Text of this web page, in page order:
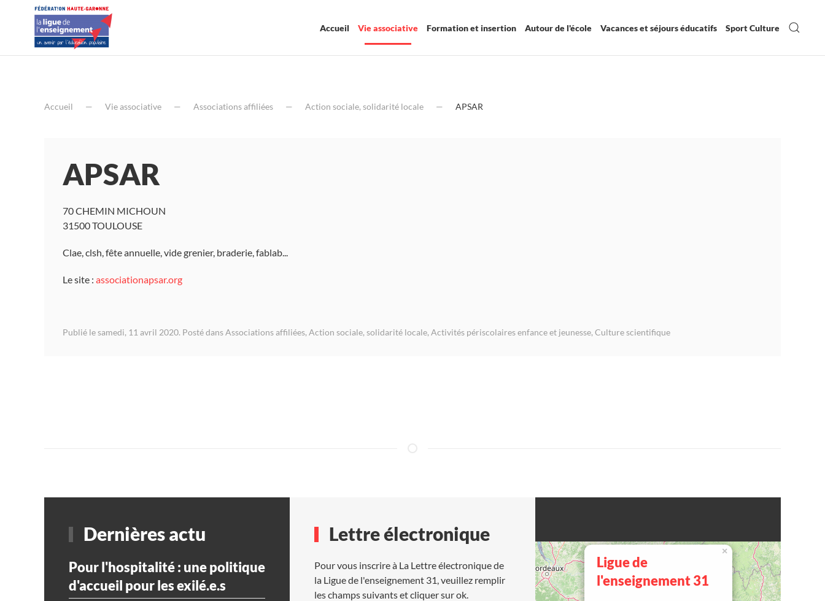
Accueil Vie associative Formation et insertion Autour de l'école Vacances et séjours éducatifs Sport Culture
Accueil Vie associative Associations affiliées Action sociale, solidarité locale APSAR
APSAR
70 CHEMIN MICHOUN
31500 TOULOUSE
Clae, clsh, fête annuelle, vide grenier, braderie, fablab...
Le site : associationapsar.org
Publié le samedi, 11 avril 2020. Posté dansAssociations affiliées, Action sociale, solidarité locale, Activités périscolaires enfance et jeunesse, Culture scientifique
Dernières actu
Pour l'hospitalité : une politique
d'accueil pour les exilé.e.s
Lettre électronique
Pour vous inscrire à La Lettre électronique de
la Ligue de l'enseignement 31, veuillez remplir
les champs suivants et cliquer sur ok.
Ligue de
l'enseignement 31
×